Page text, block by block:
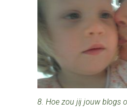
8. Hoe zou jij jouw blogs